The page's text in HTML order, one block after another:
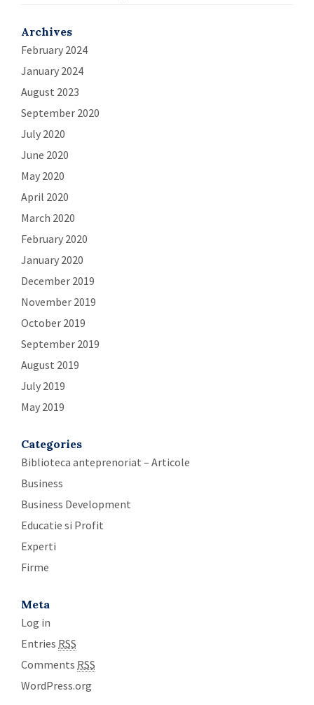
Archives
February 2024
January 2024
August 2023
September 2020
July 2020
June 2020
May 2020
April 2020
March 2020
February 2020
January 2020
December 2019
November 2019
October 2019
September 2019
August 2019
July 2019
May 2019
Categories
Biblioteca anteprenoriat – Articole
Business
Business Development
Educatie si Profit
Experti
Firme
Meta
Log in
Entries RSS
Comments RSS
WordPress.org